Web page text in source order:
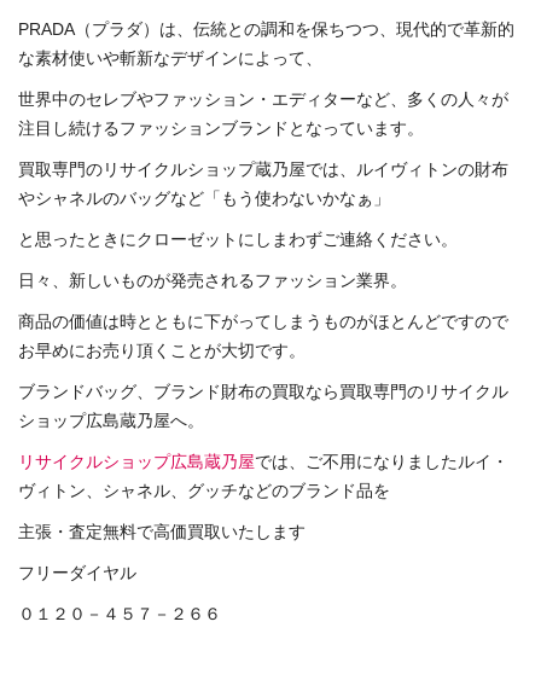
PRADA（プラダ）は、伝統との調和を保ちつつ、現代的で革新的
な素材使いや斬新なデザインによって、
世界中のセレブやファッション・エディターなど、多くの人々が
注目し続けるファッションブランドとなっています。
買取専門のリサイクルショップ蔵乃屋では、ルイヴィトンの財布
やシャネルのバッグなど「もう使わないかなぁ」
と思ったときにクローゼットにしまわずご連絡ください。
日々、新しいものが発売されるファッション業界。
商品の価値は時とともに下がってしまうものがほとんどですので
お早めにお売り頂くことが大切です。
ブランドバッグ、ブランド財布の買取なら買取専門のリサイクル
ショップ広島蔵乃屋へ。
リサイクルショップ広島蔵乃屋では、ご不用になりましたルイ・
ヴィトン、シャネル、グッチなどのブランド品を
主張・査定無料で高価買取いたします
フリーダイヤル
０１２０－４５７－２６６